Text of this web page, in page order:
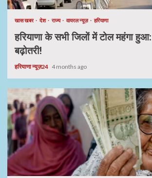
खास खबर देश राज्य वायरल न्यूज़ हरियाणा
हरियाणा के सभी जिलों में टोल महंगा
बढ़ोतरी!
हरियाणा न्यूज़24 4 months ago